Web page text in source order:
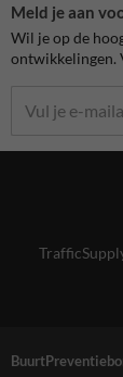
Meld je aan
Wil je op de
ontwikkelingen.